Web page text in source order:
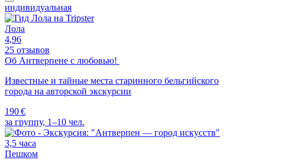
индивидуальная
Лола
4,96
25 отзывов
Об Антверпене с любовью!
Известные и тайные места старинного бельгийского
города на авторской экскурсии
190 €
за группу, 1–10 чел.
3,5 часа
Пешком